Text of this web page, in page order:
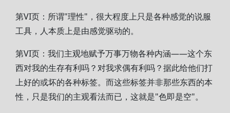
第VI页：所谓"理性"，很大程度上只是各种感觉的说服
工具，人本质上是由感觉驱动的。
第VI页：我们主观地赋予万事万物各种内涵——这个东
西对我的生存有利吗？对我求偶有利吗？据此给他们打
上好的或坏的各种标签。而这些标签并非那些东西的本
性，只是我们的主观看法而已，这就是"色即是空"。